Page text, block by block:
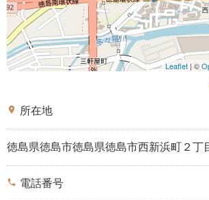
Leaflet | ©
place 所在地
徳島県徳島市徳島県徳島市西新浜町２丁
phone 電話番号